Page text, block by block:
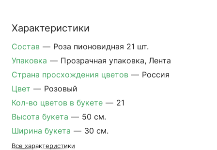
Характеристики
Состав — Роза пионовидная 21 шт.
Упаковка — Прозрачная упаковка, Лента
Страна просхождения цветов — Россия
Цвет — Розовый
Кол-во цветов в букете — 21
Высота букета — 50 см.
Ширина букета — 30 см.
Все характеристики